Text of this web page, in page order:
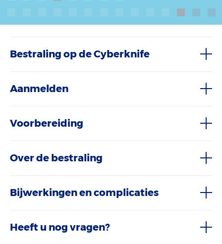
Bestraling op de Cyberknife
Aanmelden
Voorbereiding
Over de bestraling
Bijwerkingen en complicaties
Heeft u nog vragen?